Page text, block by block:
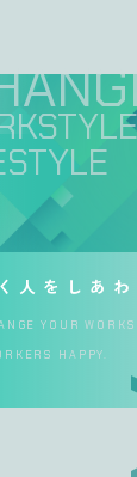
人をしあわ
YOUR
HAPPY.